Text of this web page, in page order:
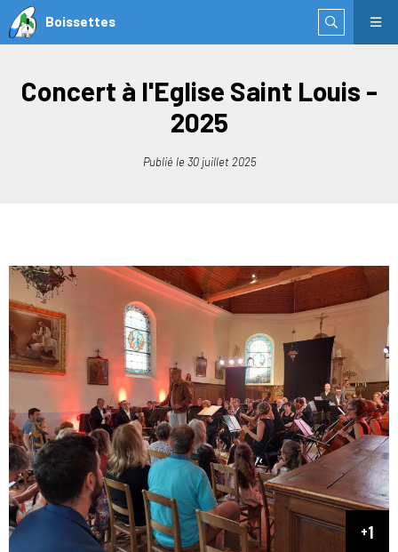
Boissettes
Concert à l'Eglise Saint Louis -
2025
Publié le 30 juillet 2025